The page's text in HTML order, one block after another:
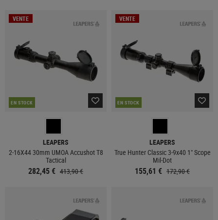
VENTE
EN STOCK
LEAPERS
2-16X44 30mm UMOA Accushot T8
Tactical
282,45 € 413,90 €
VENTE
EN STOCK
LEAPERS
True Hunter Classic 3-9x40 1" Scope
Mil-Dot
155,61 € 172,90 €